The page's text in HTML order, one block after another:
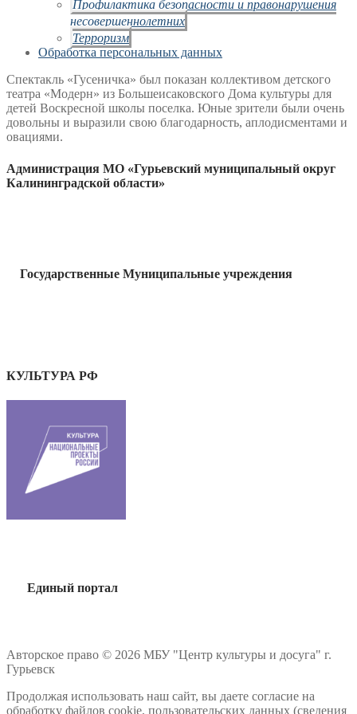
Профилактика безопасности и правонарушения
несовершеннолетних
Терроризм
Обработка персональных данных
Спектакль «Гусеничка» был показан коллективом детского
театра «Модерн» из Большеисаковского Дома культуры для
детей Воскресной школы поселка. Юные зрители были очень
довольны и выразили свою благодарность, аплодисментами и
овациями.
Администрация МО «Гурьевский муниципальный округ
Калининградской области»
Государственные Муниципальные учреждения
КУЛЬТУРА РФ
Единый портал
Авторское право © 2026 МБУ "Центр культуры и досуга" г.
Гурьевск
Продолжая использовать наш сайт, вы даете согласие на
обработку файлов cookie, пользовательских данных (сведения